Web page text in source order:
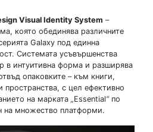
Visual Identity System –
която обединява различните
Galaxy под единна
Системата усъвършенства
в интуитивна форма и разширява
опаковките – към книги,
с цел ефективно
на марката „Essential“по
на множество платформи.